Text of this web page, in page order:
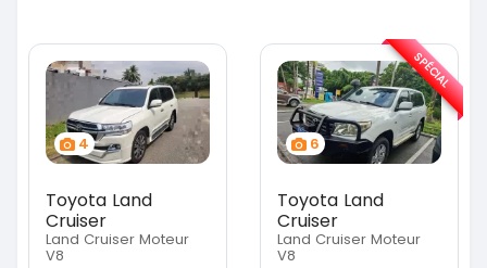
4
Toyota Land
Cruiser
Land Cruiser Moteur
V8
6
Toyota Land
Cruiser
Land Cruiser Moteur
V8
SPÉCIAL